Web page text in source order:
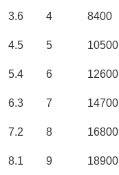
3.6 4 8400
4.5 5 10500
5.4 6 12600
6.3 7 14700
7.2 8 16800
8.1 9 18900